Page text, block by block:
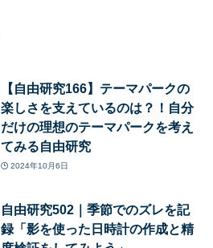
【自由研究166】テーマパークの
楽しさを支えているのは？！自分
だけの理想のテーマパークを考え
てみる自由研究
2024年10月6日
自由研究502｜季節でのズレを記
録「影を使った日時計の作成と精